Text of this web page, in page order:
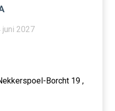
2027
Borcht 19 ,